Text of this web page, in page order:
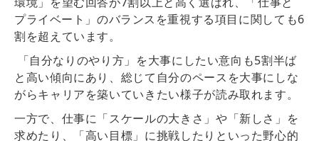
プライベート」のバランスを重視する項目に関しても6
割を超えています。
「自分なりのやり方」を大事にしたい意向も5割半ば
と高い傾向にあり、総じて自分のペースを大事にしな
がらキャリアを築いていきたい様子が読み取れます。
一方で、仕事に「スケールの大きさ」や「新しさ」を
求めたり、「高い目標」に挑戦したりといった野心的